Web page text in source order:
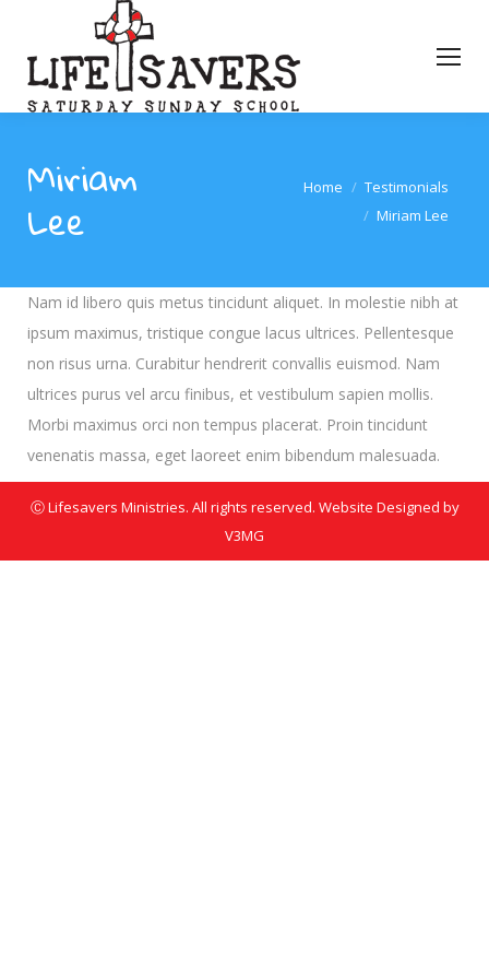
Miriam
Lee
Home
Testimonials
Miriam Lee
Nam id libero quis metus tincidunt aliquet. In molestie nibh at
ipsum maximus, tristique congue lacus ultrices. Pellentesque
non risus urna. Curabitur hendrerit convallis euismod. Nam
ultrices purus vel arcu finibus, et vestibulum sapien mollis.
Morbi maximus orci non tempus placerat. Proin tincidunt
venenatis massa, eget laoreet enim bibendum malesuada.
Ⓒ Lifesavers Ministries. All rights reserved. Website Designed by
V3MG